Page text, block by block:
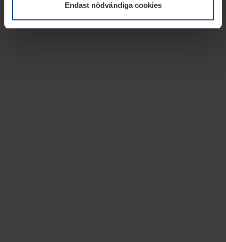
Endast nödvändiga cookies